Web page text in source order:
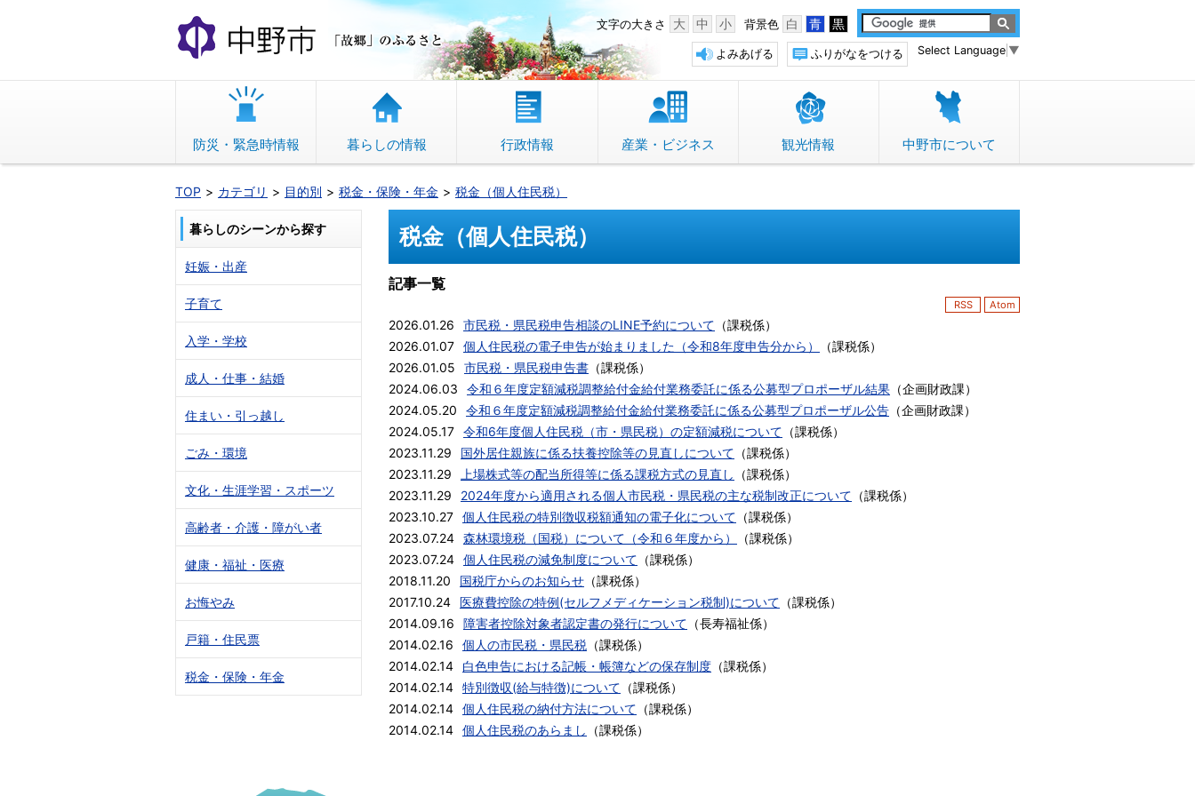
文
へ
動
中野市 「故郷」のふるさと 背景色 白 青 黒
文字の大きさ 大 中 小
Select Language ▼
ふりがなをつける
よみあげる
防災・緊急時情報 暮らしの情報 行政情報 産業・ビジネス 観光情報 中野市について
TOP カテゴリ 目的別 税金・保険・年金 税金（個人住民税）
税金（個人住民税）
記事一覧
RSS Atom
2026.01.26 市民税・県民税申告相談のLINE予約について （課税係）
2026.01.07 個人住民税の電子申告が始まりました（令和8年度申告分から） （課税係）
2026.01.05
市民税・県民税申告書 （課税係）
2024.06.03
令和６年度定額減税調整給付金給付業務委託に係る公募型プロポーザル結果 （企画財政課）
2024.05.20
令和６年度定額減税調整給付金給付業務委託に係る公募型プロポーザル公告 （企画財政課）
2024.05.17 令和6年度個人住民税（市・県民税）の定額減税について （課税係）
2023.11.29
国外居住親族に係る扶養控除等の見直しについて （課税係）
2023.11.29
上場株式等の配当所得等に係る課税方式の見直し （課税係）
2023.11.29
2024年度から適用される個人市民税・県民税の主な税制改正について （課税係）
2023.10.27 個人住民税の特別徴収税額通知の電子化について （課税係）
2023.07.24 森林環境税（国税）について（令和６年度から） （課税係）
2023.07.24 個人住民税の減免制度について （課税係）
2018.11.20
国税庁からのお知らせ （課税係）
2017.10.24 医療費控除の特例(セルフメディケーション税制)について （課税係）
2014.09.16
障害者控除対象者認定書の発行について （長寿福祉係）
2014.02.16
個人の市民税・県民税 （課税係）
2014.02.14
白色申告における記帳・帳簿などの保存制度 （課税係）
2014.02.14 特別徴収(給与特徴)について （課税係）
2014.02.14 個人住民税の納付方法について （課税係）
2014.02.14 個人住民税のあらまし （課税係）
暮らしのシーンから探す
妊娠・出産
子育て
入学・学校
成人・仕事・結婚
住まい・引っ越し
ごみ・環境
文化・生涯学習・スポーツ
高齢者・介護・障がい者
健康・福祉・医療
お悔やみ
戸籍・住民票
税金・保険・年金